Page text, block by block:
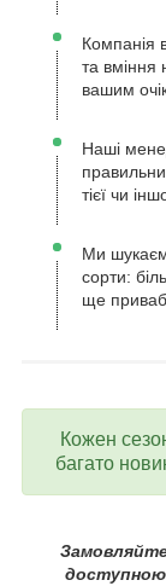
Компанія
та вміння
вашим
Наші
тієї чи
Ми
сорти:
ще
Кожен
багато
Замовляйте
доступною